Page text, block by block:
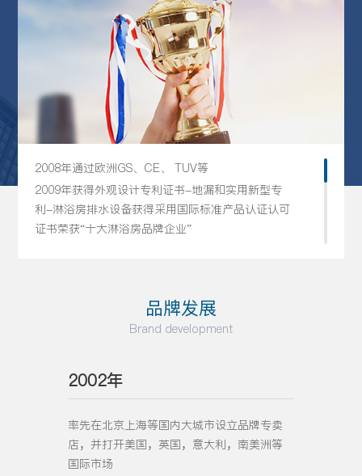
2008年通过欧洲GS、CE、 TUV等
2009年获得外观设计专利证书-地漏和实用新型专
利-淋浴房排水设备获得采用国际标准产品认证认可
证书荣获“十大淋浴房品牌企业”
装置和一种缓冲式门饺链
2011年4月，获得实用新型专利证书-种用于淋浴房
定位推拉装置8月，获得实用新型专利证书-一种玻
璃门绞接结构10月，荣获“2011年购房者首选家居
动对开淋浴屏风和一种连动式淋浴屏风7月，获得发
明专利证书一种用于淋浴房的缓冲式转轴门7月，进
驻第二届中国淋浴房展览会并荣获“简约设计奖”
品牌发展
Brand development
2002年
率先在北京上海等国内大城市设立品牌专卖
店，并打开美国，英国，意大利，南美洲等
国际市场